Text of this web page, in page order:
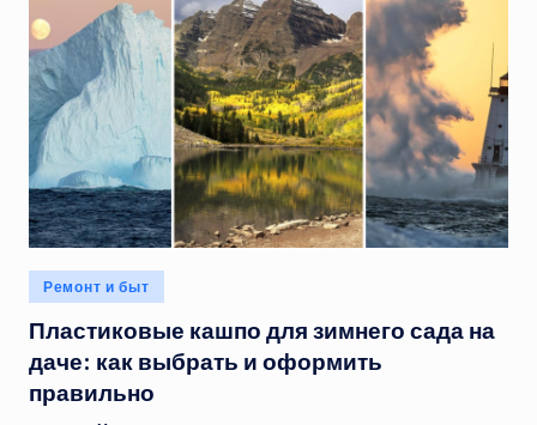
Опубликовано
в
Ремонт и быт
Пластиковые кашпо для зимнего сада на
даче: как выбрать и оформить
правильно